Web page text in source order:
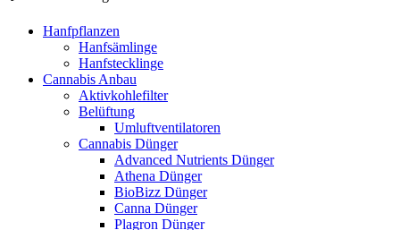
Hanfpflanzen
Hanfsämlinge
Hanfstecklinge
Cannabis Anbau
Aktivkohlefilter
Belüftung
Umluftventilatoren
Cannabis Dünger
Advanced Nutrients Dünger
Athena Dünger
BioBizz Dünger
Canna Dünger
Plagron Dünger